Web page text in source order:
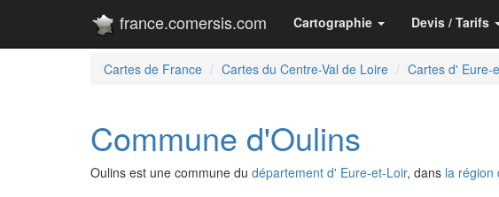
france.comersis.com Cartographie Devis / Tarifs
Cartes de France Cartes du Centre-Val de Loire Cartes d' Eure-
Commune d'Oulins
Oulins est une commune du département d' Eure-et-Loir, dans la région